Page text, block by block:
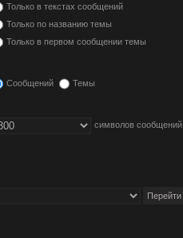
Только в текстах сообщений
Только по названию темы
Только в первом сообщении темы
Сообщений Темы
символов сообщений